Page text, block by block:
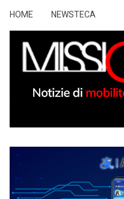
HOME NEWSTECA